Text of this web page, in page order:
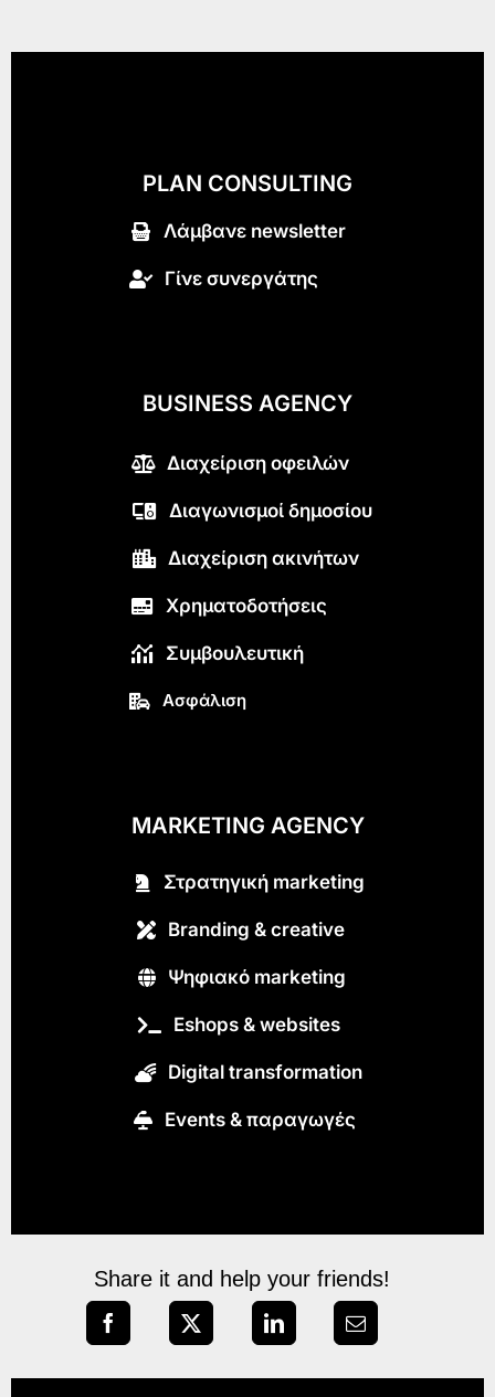
PLAN CONSULTING
Λάμβανε newsletter
Γίνε συνεργάτης
BUSINESS AGENCY
Διαχείριση οφειλών
Διαγωνισμοί δημοσίου
Διαχείριση ακινήτων
Χρηματοδοτήσεις
Συμβουλευτική
Ασφάλιση
MARKETING AGENCY
Στρατηγική marketing
Branding & creative
Ψηφιακό marketing
Eshops & websites
Digital transformation
Εvents & παραγωγές
Share it and help your friends!